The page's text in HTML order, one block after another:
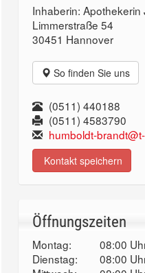
Inhaberin: Apothekerin
Limmerstraße 54
30451 Hannover
So finden Sie uns
(0511) 440188
(0511) 4583790
humboldt-
Kontakt speichern
Öffnungszeiten
Montag: 08:00
Dienstag:
08:00